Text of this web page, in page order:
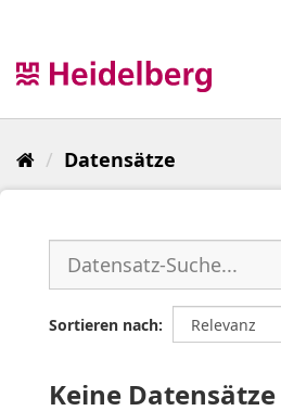
Datensätze
Sortieren nach
Keine